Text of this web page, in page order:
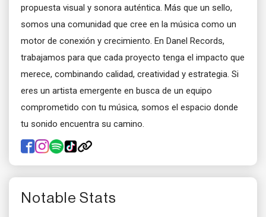
propuesta visual y sonora auténtica. Más que un sello,
somos una comunidad que cree en la música como un
motor de conexión y crecimiento. En Danel Records,
trabajamos para que cada proyecto tenga el impacto que
merece, combinando calidad, creatividad y estrategia. Si
eres un artista emergente en busca de un equipo
comprometido con tu música, somos el espacio donde
tu sonido encuentra su camino.
Notable Stats